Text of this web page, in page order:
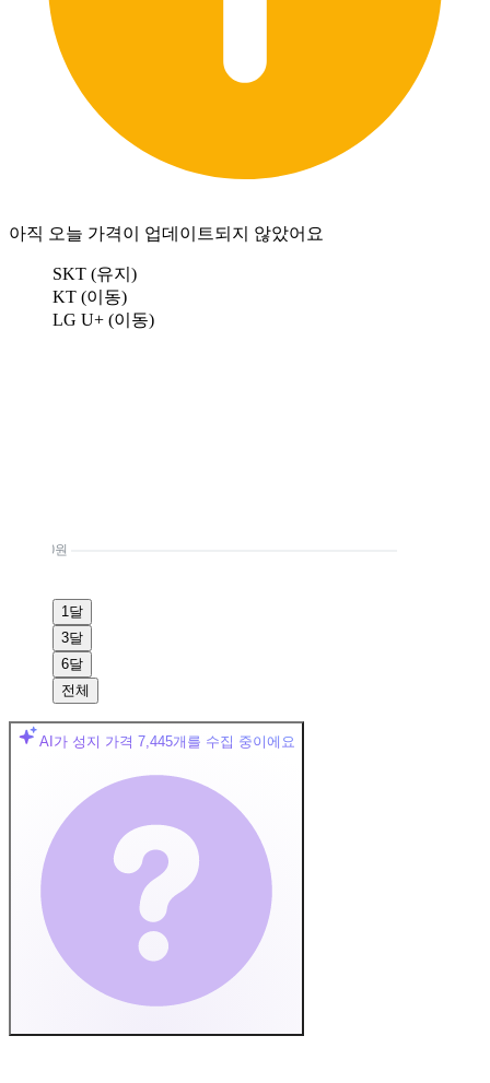
아직 오늘 가격이 업데이트되지 않았어요
SKT (유지)
KT (이동)
LG U+ (이동)
0원
1달
3달
6달
전체
AI가 성지 가격 7,445개를 수집 중이에요